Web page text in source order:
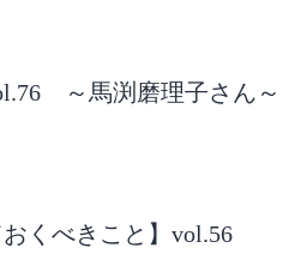
～馬渕磨理子さん～
くべきこと】vol.56